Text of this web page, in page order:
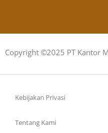
Copyright ©2025 PT Kantor
Kebijakan Privasi
Tentang Kami